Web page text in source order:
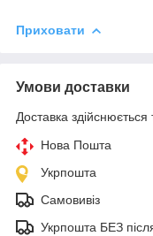
Приховати
Умови доставки
Доставка здійснюється
Нова Пошта
Укрпошта
Самовивіз
Укрпошта БЕЗ